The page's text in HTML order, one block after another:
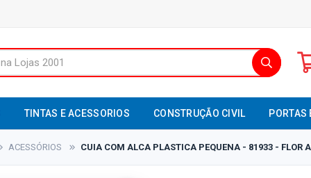
TINTAS E ACESSORIOS CONSTRUÇÃO CIVIL PORTAS
ACESSÓRIOS CUIA COM ALCA PLASTICA PEQUENA - 81933 - FLOR